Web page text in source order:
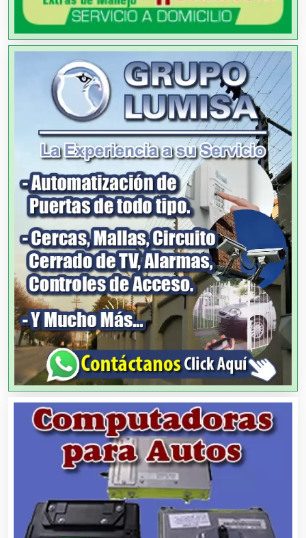
Análisis de Aguas
Animadores de Eventos
Aparatos y Equipos Eléctricos
Arquitectos
Artes Gráficas
Artesanías
Artículos de Oficina
Artículos de Piel
Artículos Deportivos
Artículos Importados